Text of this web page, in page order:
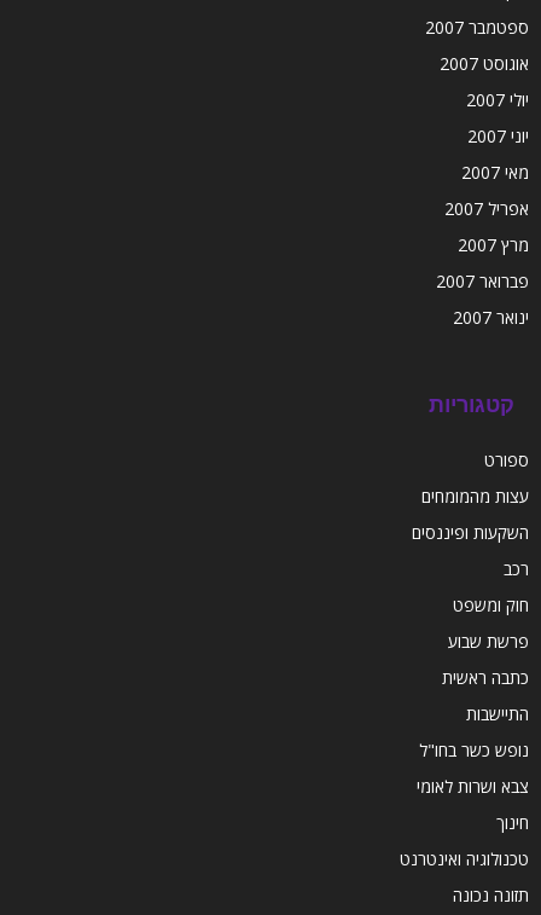
ספטמבר 2007
אוגוסט 2007
יולי 2007
יוני 2007
מאי 2007
אפריל 2007
מרץ 2007
פברואר 2007
ינואר 2007
קטגוריות
ספורט
עצות מהמומחים
השקעות ופיננסים
רכב
חוק ומשפט
פרשת שבוע
כתבה ראשית
התיישבות
נופש כשר בחו"ל
צבא ושרות לאומי
חינוך
טכנולוגיה ואינטרנט
תזונה נכונה